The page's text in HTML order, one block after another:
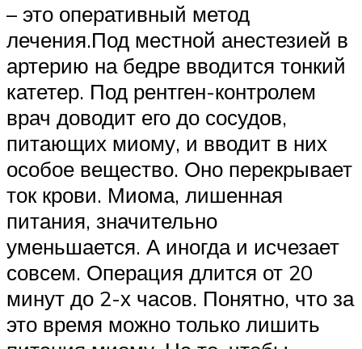
– это оперативный метод
лечения.Под местной анестезией в
артерию на бедре вводится тонкий
катетер. Под рентген-контролем
врач доводит его до сосудов,
питающих миому, и вводит в них
особое вещество. Оно перекрывает
ток крови. Миома, лишенная
питания, значительно
уменьшается. А иногда и исчезает
совсем. Операция длится от 20
минут до 2-х часов. Понятно, что за
это время можно только лишить